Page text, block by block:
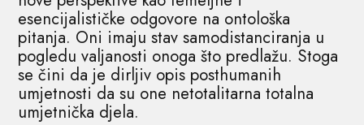
esencijalističke odgovore na ontološka
pitanja. Oni imaju stav samodistanciranja u
pogledu valjanosti onoga što predlažu. Stoga
se čini da je dirljiv opis posthumanih
umjetnosti da su one netotalitarna totalna
umjetnička djela.